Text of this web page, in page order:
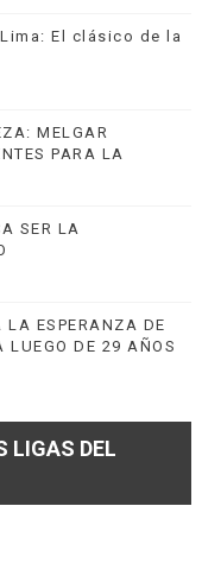
El clásico de la
MELGAR
PARA LA
SER LA
LA ESPERANZA DE
LUEGO DE 29 AÑOS
LIGAS DEL